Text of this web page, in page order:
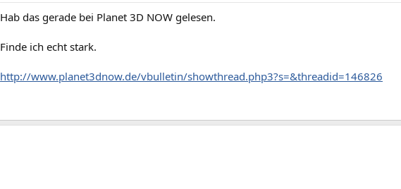
Hab das gerade bei Planet 3D NOW gelesen.
Finde ich echt stark.
http://www.planet3dnow.de/vbulletin/showthread.php3?s=&threadid=146826